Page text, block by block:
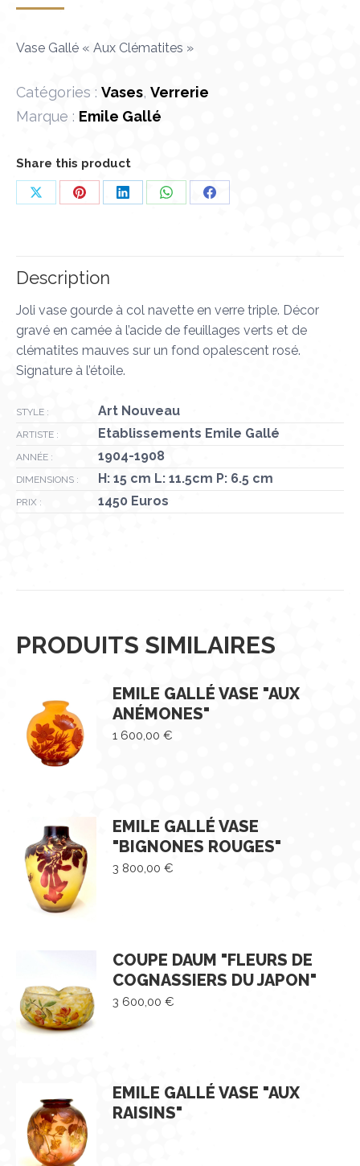
Vase Gallé « Aux Clématites »
Catégories : Vases, Verrerie
Marque : Emile Gallé
Share this product
PartagerPartagerPartagerPartagerPartager
Description
Joli vase gourde à col navette en verre triple. Décor
gravé en camée à l’acide de feuillages verts et de
clématites mauves sur un fond opalescent rosé.
Signature à l’étoile.
STYLE : Art Nouveau
ARTISTE : Etablissements Emile Gallé
ANNÉE : 1904-1908
DIMENSIONS : H: 15 cm L: 11.5cm P: 6.5 cm
PRIX : 1450 Euros
PRODUITS SIMILAIRES
EMILE GALLÉ VASE "AUX
ANÉMONES"
1 600,00 €
EMILE GALLÉ VASE
"BIGNONES ROUGES"
3 800,00 €
COUPE DAUM "FLEURS DE
COGNASSIERS DU JAPON"
3 600,00 €
EMILE GALLÉ VASE "AUX
RAISINS"